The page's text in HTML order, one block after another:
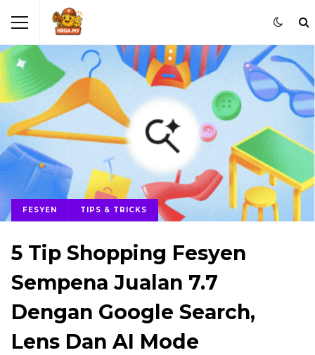
FESYEN TIPS & TRICKS
5 Tip Shopping Fesyen
Sempena Jualan 7.7
Dengan Google Search,
Lens Dan AI Mode